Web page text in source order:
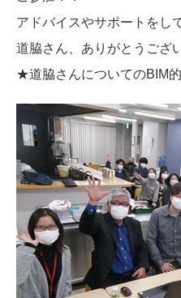
アドバイスやサポートをし
道脇さん、ありがとうござ
★道脇さんについてのBIM